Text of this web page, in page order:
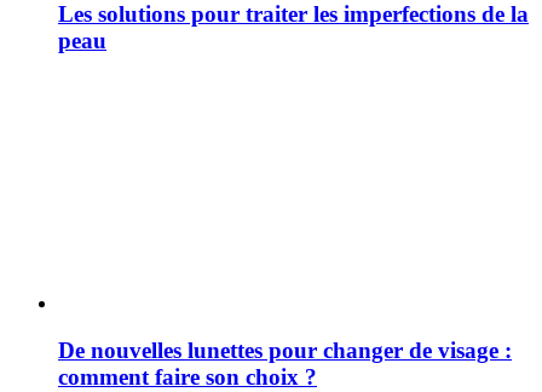
Les solutions pour traiter les imperfections de la
peau
De nouvelles lunettes pour changer de visage :
comment faire son choix ?